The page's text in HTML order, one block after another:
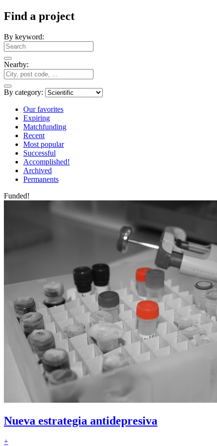
Find a project
By keyword:
Nearby:
By category:
Our favorites
Expiring
Matchfunding
Recent
Most popular
Successful
Accomplished!
Archived
Permanents
Funded!
Nueva estrategia antidepresiva
+